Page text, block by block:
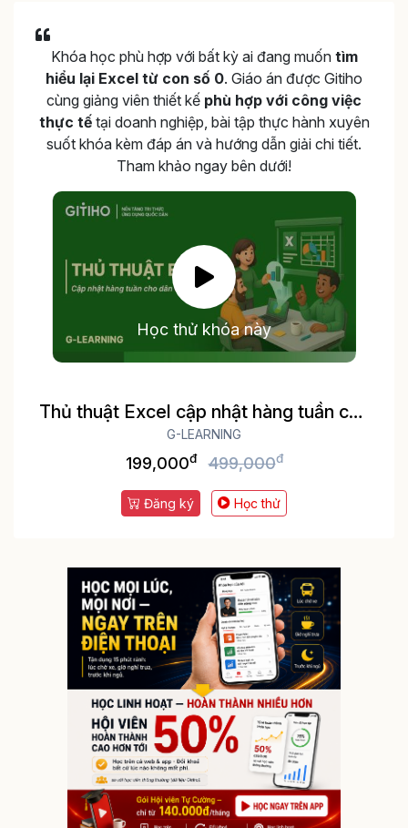
Khóa học phù hợp với bất kỳ ai đang muốn tìm
hiểu lại Excel từ con số 0. Giáo án được Gitiho
cùng giảng viên thiết kế phù hợp với công việc
thực tếtại doanh nghiệp, bài tập thực hành xuyên
suốt khóa kèm đáp án và hướng dẫn giải chi tiết.
Tham khảo ngay bên dưới!
Học thử khóa này
Thủ thuật Excel cập nhật hàng tuần cho
dân văn phòng
G-LEARNING
199,000đ 499,000đ
Đăng ký Học thử